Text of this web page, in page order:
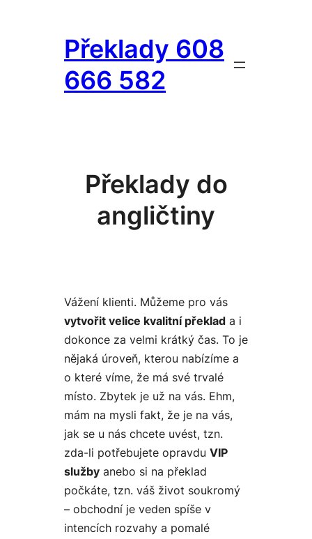
obsahPřeklady 608
666 582
Překlady do
angličtiny
Vážení klienti. Můžeme pro vás
vytvořit velice kvalitní překlad a i
dokonce za velmi krátký čas. To je
nějaká úroveň, kterou nabízíme a
o které víme, že má své trvalé
místo. Zbytek je už na vás. Ehm,
mám na mysli fakt, že je na vás,
jak se u nás chcete uvést, tzn.
zda-li potřebujete opravdu VIP
služby anebo si na překlad
počkáte, tzn. váš život soukromý
– obchodní je veden spíše v
intencích rozvahy a pomalé